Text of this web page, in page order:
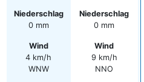
Niederschlag
0 mm
Wind
4 km/h
WNW
Niederschlag
0 mm
Wind
9 km/h
NNO